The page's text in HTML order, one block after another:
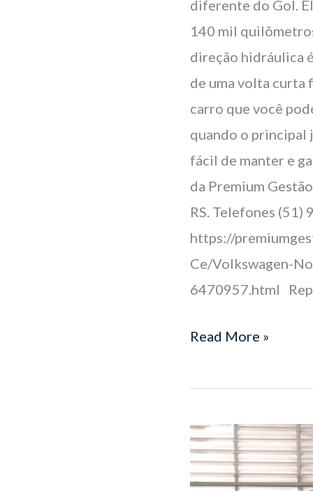
diferente do Gol.
140 mil
direção hidráulica
de uma volta curta
carro que você
quando o principal
fácil de manter e
da Premium
RS. Telefones
https://
Ce/Volkswagen-
6470957.html
Read More »
e-
Delivery